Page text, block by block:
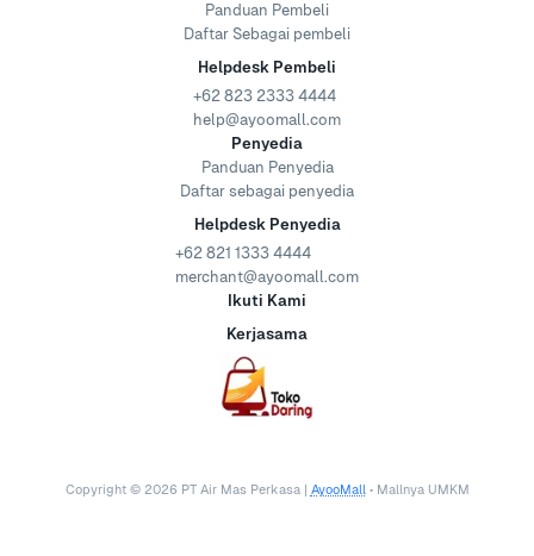
Panduan Pembeli
Daftar Sebagai pembeli
Helpdesk Pembeli
+62 823 2333 4444
help@ayoomall.com
Penyedia
Panduan Penyedia
Daftar sebagai penyedia
Helpdesk Penyedia
+62 821 1333 4444
merchant@ayoomall.com
Ikuti Kami
Kerjasama
Copyright © 2026 PT Air Mas Perkasa | AyooMall • Mallnya UMKM